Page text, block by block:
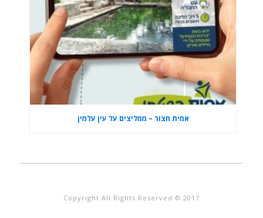
אמית חצור – ממליצים על עין עלמין
Copyright All Rights Reserved © 2017